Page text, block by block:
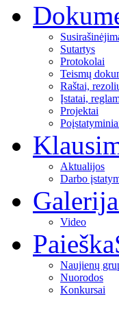
Sutartys
Protokolai
Teismų
Raštai,
Įstatai,
Projektai
Aktualijos
Darbo
Galerija
Video
Paieška
Naujienų
Nuorodos
Konkursai